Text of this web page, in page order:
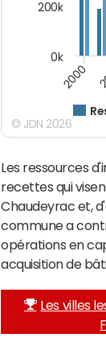
2000
0k
200k
© JDN 2026
Les ressources
recettes qui
Chaudeyrac et,
commune a
opérations en
acquisition de
Les villes